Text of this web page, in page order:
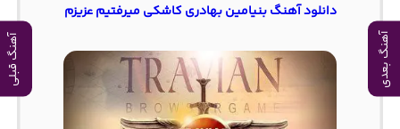
آهنگ بعدی آهنگ قبلی
دانلود آهنگ بنیامین بهادری کاشکی میرفتیم عزیزم